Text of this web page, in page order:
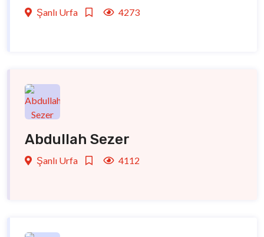
Şanlı Urfa 4273
Abdullah Sezer
Şanlı Urfa 4112